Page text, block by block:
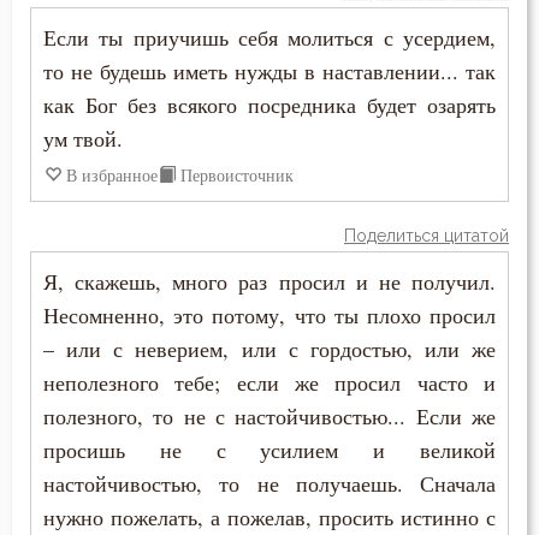
Утешение
Христос
Царство небесное
Целомудрие
Человек
Если ты приучишь себя молиться с усердием,
то не будешь иметь нужды в наставлении... так
как Бог без всякого посредника будет озарять
ум твой.
В избранное Первоисточник
Поделиться цитатой
Я, скажешь, много раз просил и не получил.
Несомненно, это потому, что ты плохо просил
– или с неверием, или с гордостью, или же
неполезного тебе; если же просил часто и
полезного, то не с настойчивостью... Если же
просишь не с усилием и великой
настойчивостью, то не получаешь. Сначала
нужно пожелать, а пожелав, просить истинно с